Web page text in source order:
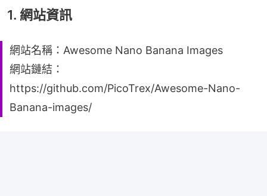
1. 網站資訊
網站名稱：Awesome Nano Banana Images
網站鏈結：
https://github.com/PicoTrex/Awesome-Nano-
Banana-images/